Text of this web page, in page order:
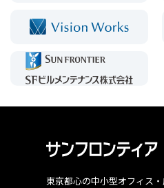
東京都心の中小型オフィス